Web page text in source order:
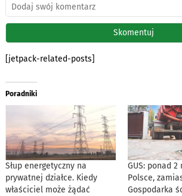
[jetpack-related-posts]
Poradniki
Słup energetyczny na
prywatnej działce. Kiedy
właściciel może żądać
GUS: ponad
Polsce,
Gospodarka